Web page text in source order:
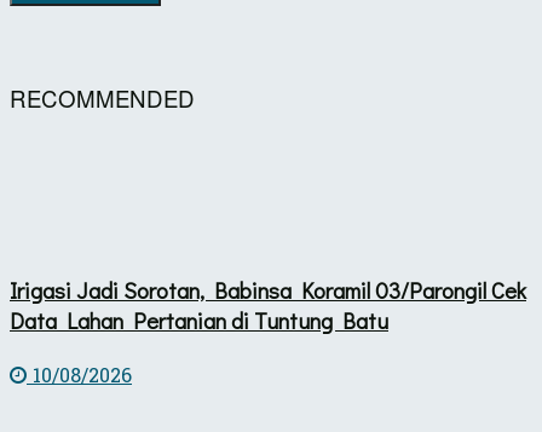
RECOMMENDED
Irigasi Jadi Sorotan, Babinsa Koramil 03/Parongil Cek
Data Lahan Pertanian di Tuntung Batu
10/08/2026